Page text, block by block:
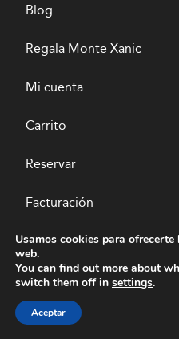
Blog
Regala Monte Xanic
Mi cuenta
Carrito
Reservar
Facturación
Pago seguro
Usamos cookies para
web.
You can find out more about
switch them off in settings.
Aceptar